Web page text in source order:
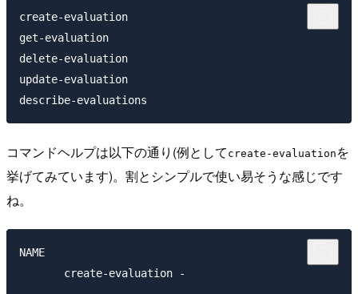
create-evaluation
get-evaluation
delete-evaluation
update-evaluation
コマンドヘルプは以下の通り(例として create-evaluation を
挙げてみています)。割とシンプルで使い易そうな感じです
ね。
NAME
       create-evaluation -